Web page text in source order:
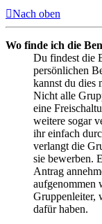
Nach oben
Wo finde ich die
Du findest die
persönlichen
kannst du dies
Nicht alle
eine
weitere sogar
ihr einfach
verlangt die
sie bewerben.
Antrag
aufgenommen
Gruppenleiter,
dafür haben.